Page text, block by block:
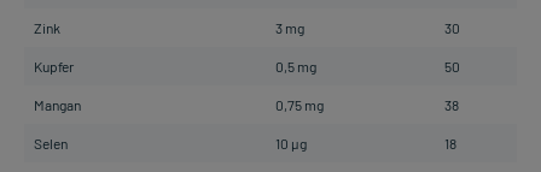
Zink 3 mg 30
Kupfer 0,5 mg 50
Mangan 0,75 mg 38
Selen 10 µg 18